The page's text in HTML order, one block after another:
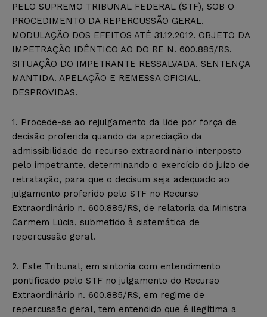
PELO SUPREMO TRIBUNAL FEDERAL (STF), SOB O
PROCEDIMENTO DA REPERCUSSÃO GERAL.
MODULAÇÃO DOS EFEITOS ATÉ 31.12.2012. OBJETO DA
IMPETRAÇÃO IDÊNTICO AO DO RE N. 600.885/RS.
SITUAÇÃO DO IMPETRANTE RESSALVADA. SENTENÇA
MANTIDA. APELAÇÃO E REMESSA OFICIAL,
DESPROVIDAS.
1. Procede-se ao rejulgamento da lide por força de
decisão proferida quando da apreciação da
admissibilidade do recurso extraordinário interposto
pelo impetrante, determinando o exercício do juízo de
retratação, para que o decisum seja adequado ao
julgamento proferido pelo STF no Recurso
Extraordinário n. 600.885/RS, de relatoria da Ministra
Carmem Lúcia, submetido à sistemática de
repercussão geral.
2. Este Tribunal, em sintonia com entendimento
pontificado pelo STF no julgamento do Recurso
Extraordinário n. 600.885/RS, em regime de
repercussão geral, tem entendido que é ilegítima a